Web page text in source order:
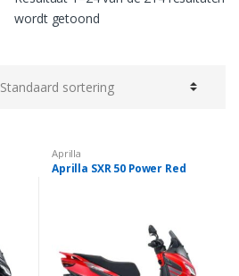
wordt getoond
Aprilla
Aprilla SXR 50 Power Red